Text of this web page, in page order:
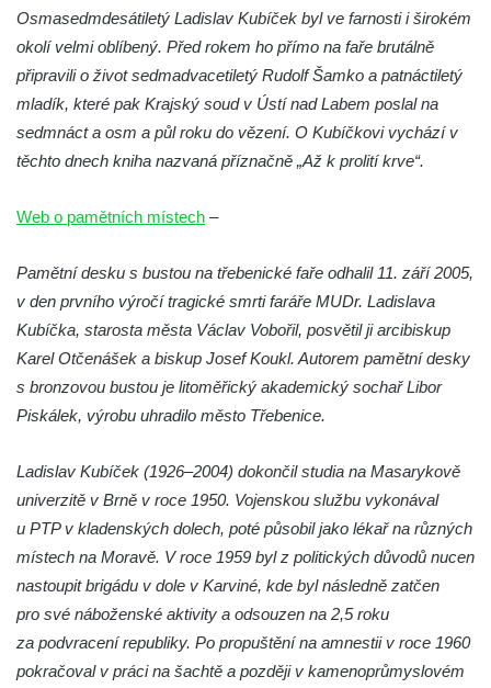
Pamětní deska prvního předvedení
televizního obrazu na Městském úřadu v
Tanvaldu
Pamětní deska Josefa Schindlera na
základní škole v Desné
kostela svatého Bartoloměje ve Velkém
Pamětní deska Johanna Wolfganga Goetha
na Komorní Hůrce
Pamětní deska průkopníků dělnického hnutí
Pamětní deska otce a syna Kopřivových na
staré škole v Cítolibech
Pamětní deska 120 let založení SDH
Touchovice
Pamětní deska povodní 2013 ve Velkých
Žernosekách
Osmasedmdesátiletý Ladislav Kubíček byl ve farnosti i širokém
okolí velmi oblíbený. Před rokem ho přímo na faře brutálně
připravili o život sedmadvacetiletý Rudolf Šamko a patnáctiletý
mladík, které pak Krajský soud v Ústí nad Labem poslal na
sedmnáct a osm a půl roku do vězení. O Kubíčkovi vychází v
těchto dnech kniha nazvaná příznačně „Až k prolití krve“.
Web o pamětních místech –
Pamětní desku s bustou na třebenické faře odhalil 11. září 2005,
v den prvního výročí tragické smrti faráře MUDr. Ladislava
Kubíčka, starosta města Václav Vobořil, posvětil ji arcibiskup
Karel Otčenášek a biskup Josef Koukl. Autorem pamětní desky
s bronzovou bustou je litoměřický akademický sochař Libor
Piskálek, výrobu uhradilo město Třebenice.
Ladislav Kubíček (1926–2004) dokončil studia na Masarykově
univerzitě v Brně v roce 1950. Vojenskou službu vykonával
u PTP v kladenských dolech, poté působil jako lékař na různých
místech na Moravě. V roce 1959 byl z politických důvodů nucen
nastoupit brigádu v dole v Karviné, kde byl následně zatčen
pro své náboženské aktivity a odsouzen na 2,5 roku
za podvracení republiky. Po propuštění na amnestii v roce 1960
pokračoval v práci na šachtě a později v kamenoprůmyslovém